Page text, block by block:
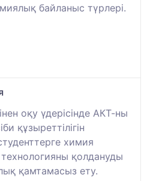
байланыс түрлері.
оқу үдерісінде АКТ-ны
құзыреттілігін
химия
қолдануды
қамтамасыз ету.